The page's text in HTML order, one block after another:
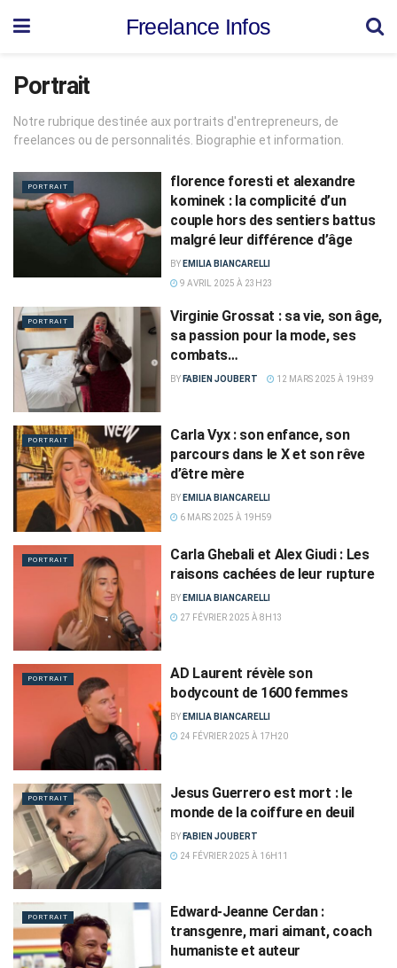
Freelance Infos
Portrait
Notre rubrique destinée aux portraits d'entrepreneurs, de
freelances ou de personnalités. Biographie et information.
PORTRAIT
florence foresti et alexandre
kominek : la complicité d’un
couple hors des sentiers battus
malgré leur différence d’âge
BY EMILIA BIANCARELLI
9 AVRIL 2025 À 23H23
PORTRAIT
Virginie Grossat : sa vie, son âge,
sa passion pour la mode, ses
combats…
BY FABIEN JOUBERT 12 MARS 2025 À 19H39
PORTRAIT
Carla Vyx : son enfance, son
parcours dans le X et son rêve
d’être mère
BY EMILIA BIANCARELLI
6 MARS 2025 À 19H59
PORTRAIT
Carla Ghebali et Alex Giudi : Les
raisons cachées de leur rupture
BY EMILIA BIANCARELLI
27 FÉVRIER 2025 À 8H13
PORTRAIT
AD Laurent révèle son
bodycount de 1600 femmes
BY EMILIA BIANCARELLI
24 FÉVRIER 2025 À 17H20
PORTRAIT
Jesus Guerrero est mort : le
monde de la coiffure en deuil
BY FABIEN JOUBERT
24 FÉVRIER 2025 À 16H11
PORTRAIT
Edward-Jeanne Cerdan :
transgenre, mari aimant, coach
humaniste et auteur